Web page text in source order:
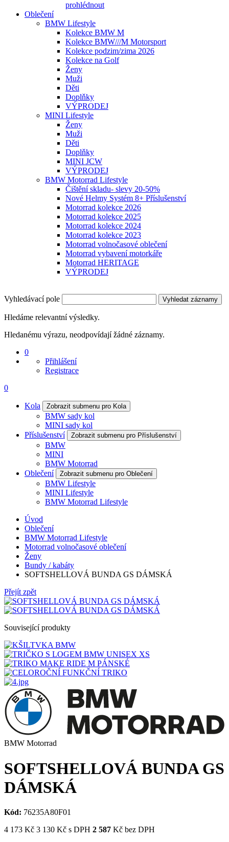
prohlédnout
Oblečení
BMW Lifestyle
Kolekce BMW M
Kolekce BMW///M Motorsport
Kolekce podzim/zima 2026
Kolekce na Golf
Ženy
Muži
Děti
Doplňky
VÝPRODEJ
MINI Lifestyle
Ženy
Muži
Děti
Doplňky
MINI JCW
VÝPRODEJ
BMW Motorrad Lifestyle
Čištění skladu- slevy 20-50%
Nové Helmy Systém 8+ Příslušenství
Motorrad kolekce 2026
Motorrad kolekce 2025
Motorrad kolekce 2024
Motorrad kolekce 2023
Motorrad volnočasové oblečení
Motorrad vybavení motorkáře
Motorrad HERITAGE
VÝPRODEJ
Vyhledávací pole Vyhledat záznamy
Hledáme relevantní výsledky.
Hledanému výrazu, neodpovídají žádné záznamy.
0
Přihlášení
Registrace
0
Kola Zobrazit submenu pro Kola
BMW sady kol
MINI sady kol
Příslušenství
Zobrazit submenu pro Příslušenství
BMW
MINI
BMW Motorrad
Oblečení
Zobrazit submenu pro Oblečení
BMW Lifestyle
MINI Lifestyle
BMW Motorrad Lifestyle
Úvod
Oblečení
BMW Motorrad Lifestyle
Motorrad volnočasové oblečení
Ženy
Bundy / kabáty
SOFTSHELLOVÁ BUNDA GS DÁMSKÁ
Přejít zpět
Související produkty
BMW Motorrad
SOFTSHELLOVÁ BUNDA GS
DÁMSKÁ
Kód: 76235A80F01
4 173 Kč 3 130 Kč s DPH 2 587 Kč bez DPH